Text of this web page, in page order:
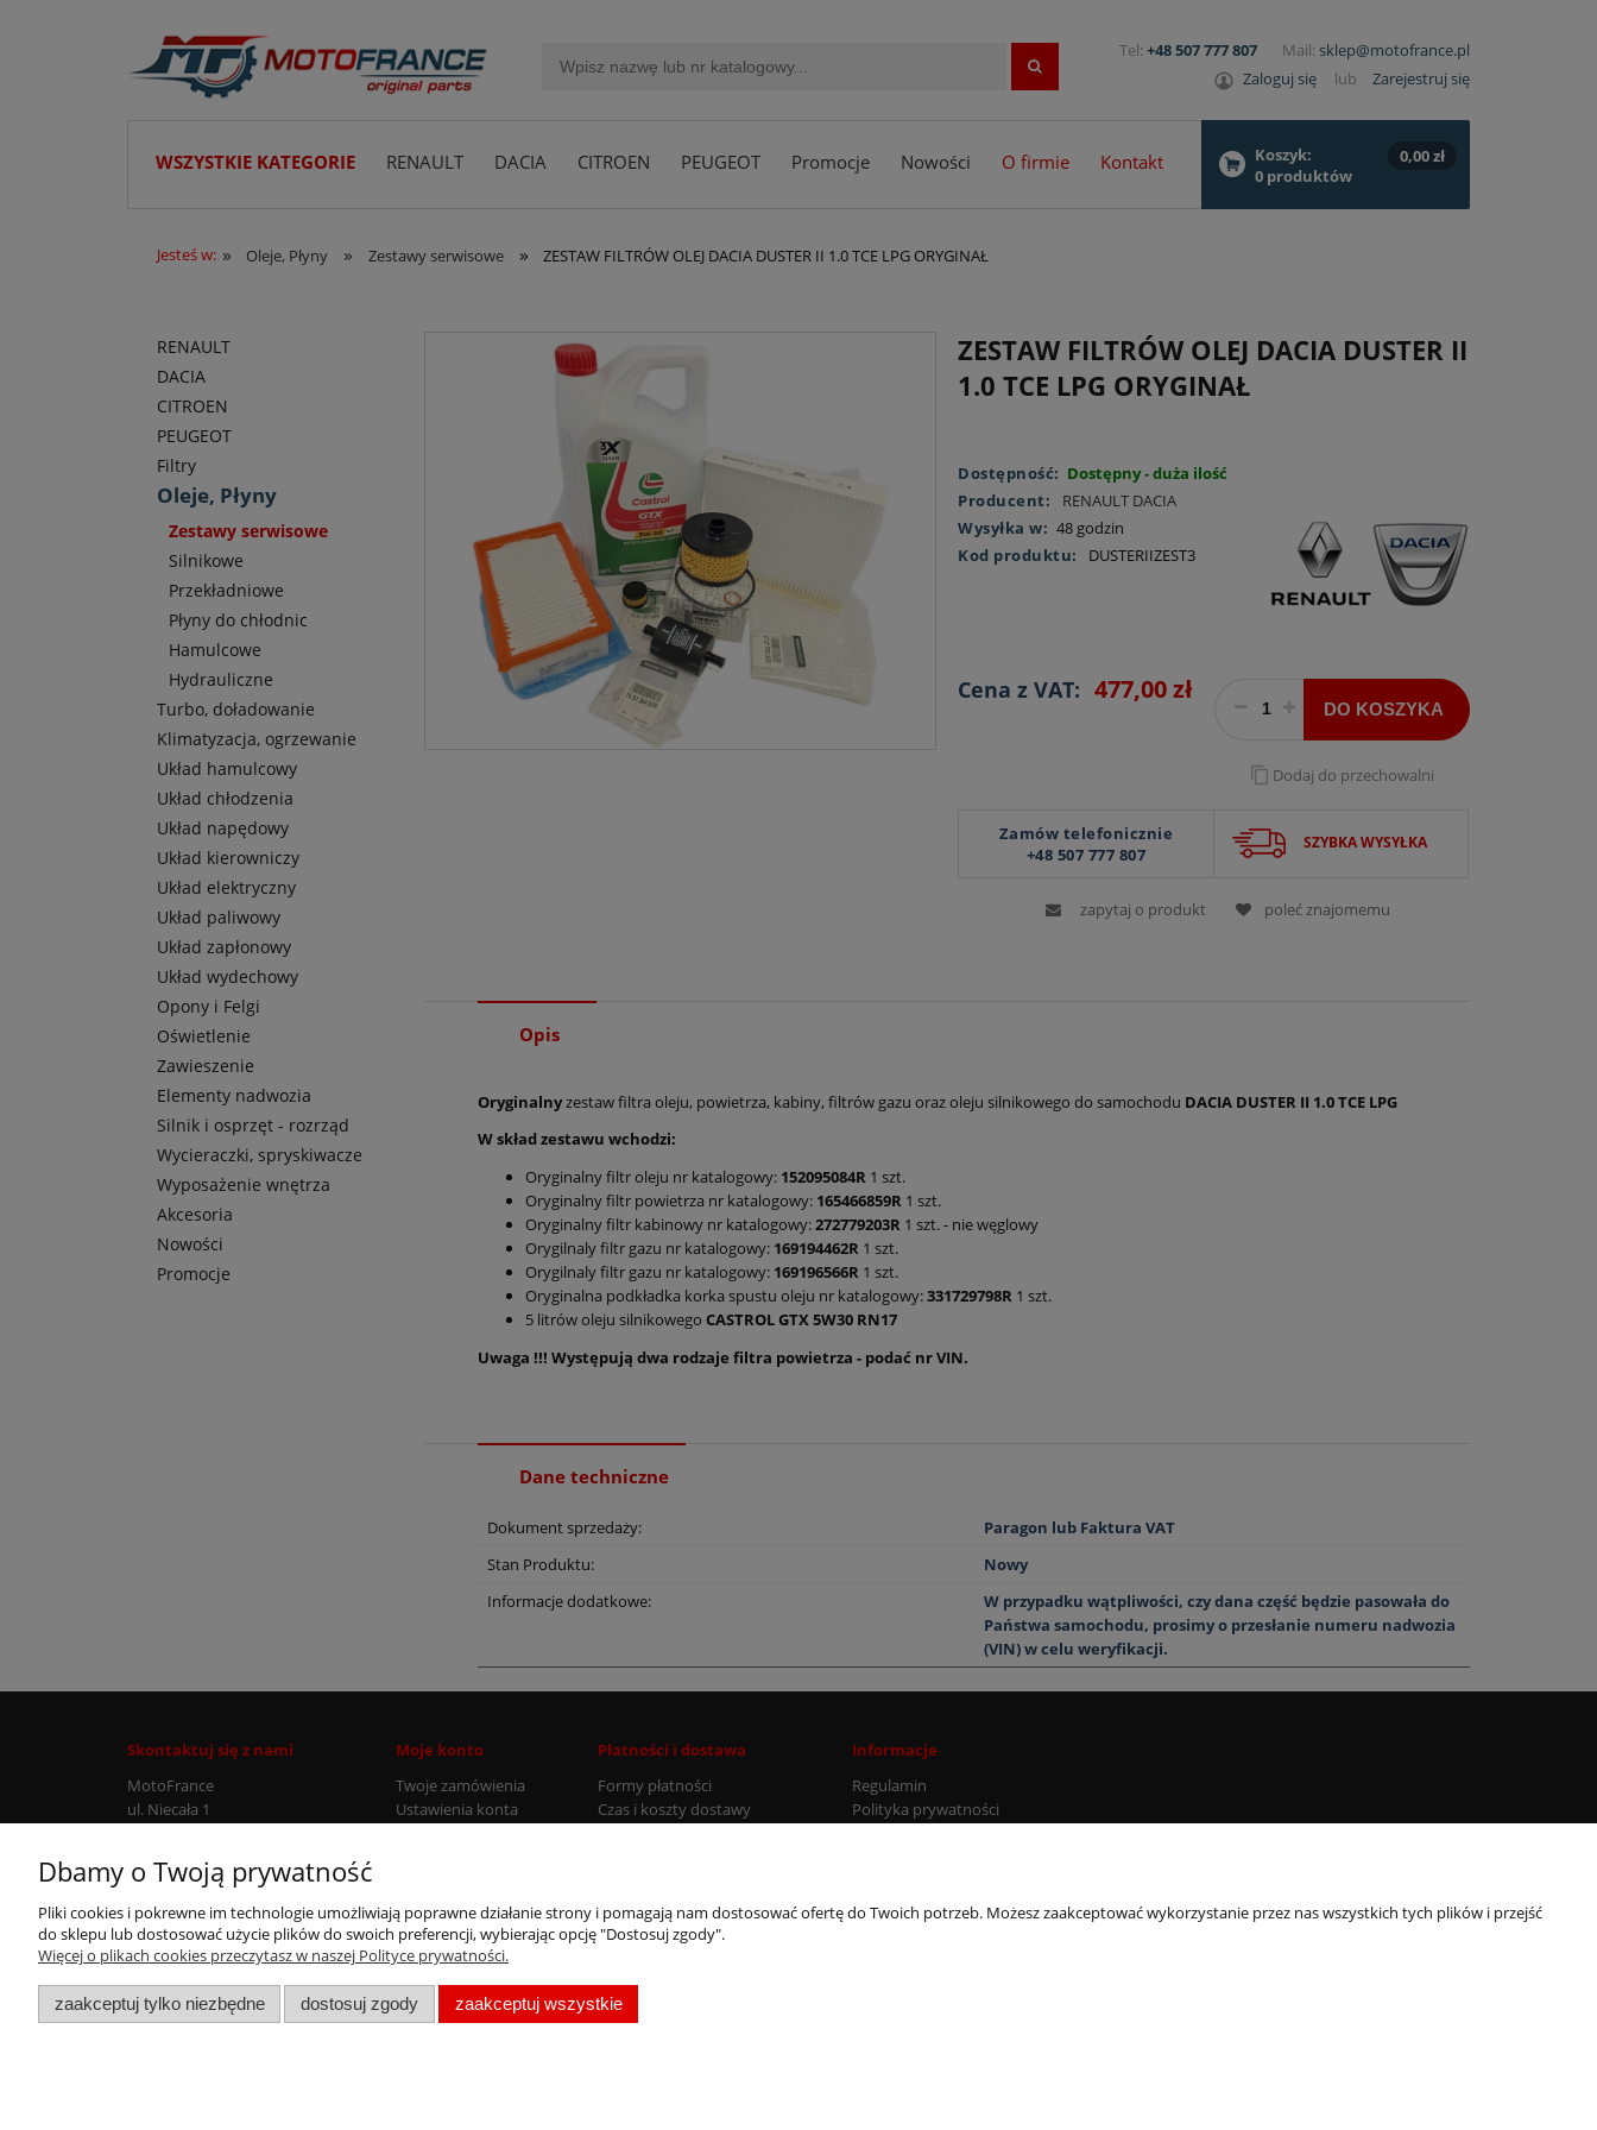
Tel: +48 507 777 807 Mail: sklep@motofrance.pl
Zaloguj się
lub Zarejestruj się
WSZYSTKIE KATEGORIE RENAULT DACIA CITROEN PEUGEOT Promocje Nowości O firmie Kontakt
Koszyk:
0 produktów
0,00 zł
Jesteś w: » Oleje, Płyny » Zestawy serwisowe » ZESTAW FILTRÓW OLEJ DACIA DUSTER II 1.0 TCE LPG ORYGINAŁ
RENAULT
DACIA
CITROEN
PEUGEOT
Filtry
Oleje, Płyny
Zestawy serwisowe
Silnikowe
Przekładniowe
Płyny do chłodnic
Hamulcowe
Hydrauliczne
Turbo, doładowanie
Klimatyzacja, ogrzewanie
Układ hamulcowy
Układ chłodzenia
Układ napędowy
Układ kierowniczy
Układ elektryczny
Układ paliwowy
Układ zapłonowy
Układ wydechowy
Opony i Felgi
Oświetlenie
Zawieszenie
Elementy nadwozia
Silnik i osprzęt - rozrząd
Wycieraczki, spryskiwacze
Wyposażenie wnętrza
Akcesoria
Nowości
Promocje
ZESTAW FILTRÓW OLEJ DACIA DUSTER II
1.0 TCE LPG ORYGINAŁ
Dostępność: Dostępny - duża ilość
Producent:
RENAULT DACIA
Wysyłka w: 48 godzin
Kod produktu:
DUSTERIIZEST3
Cena z VAT: 477,00 zł
DO KOSZYKA
dodaj do przechowalni
Zamów telefonicznie
+48 507 777 807
SZYBKA WYSYŁKA
zapytaj o produkt poleć znajomemu
Opis
Oryginalnyzestaw filtra oleju, powietrza, kabiny, filtrów gazu oraz oleju silnikowego do samochodu DACIA DUSTER II 1.0 TCE LPG
W skład zestawu wchodzi:
Oryginalny filtr oleju nr katalogowy: 152095084R 1 szt.
Oryginalny filtr powietrza nr katalogowy: 165466859R 1 szt.
Oryginalny filtr kabinowy nr katalogowy:272779203R 1 szt. - nie węglowy
Orygilnaly filtr gazu nr katalogowy: 169194462R 1 szt.
Orygilnaly filtr gazu nr katalogowy: 169196566R 1 szt.
Oryginalna podkładka korka spustu oleju nr katalogowy:331729798R 1 szt.
5 litrów oleju silnikowego CASTROL GTX 5W30 RN17
Uwaga !!! Występują dwa rodzaje filtra powietrza - podać nr VIN.
Dane techniczne
Dokument sprzedaży:
Paragon lub Faktura VAT
Stan Produktu:
Nowy
Informacje dodatkowe:
W przypadku wątpliwości, czy dana część będzie pasowała do
Państwa samochodu, prosimy o przesłanie numeru nadwozia
(VIN) w celu weryfikacji.
Skontaktuj się z nami
MotoFrance
ul. Niecała 1
Infolinia: +48 507 777 807
Moje konto
Twoje zamówienia
Ustawienia konta
Płatności i dostawa
Formy płatności
Czas i koszty dostawy
Informacje
Regulamin
Polityka prywatności
Dbamy o Twoją prywatność
Pliki cookies i pokrewne im technologie umożliwiają poprawne działanie strony i pomagają nam dostosować ofertę do Twoich potrzeb. Możesz zaakceptować wykorzystanie przez nas wszystkich tych plików i przejść
do sklepu lub dostosować użycie plików do swoich preferencji, wybierając opcję "Dostosuj zgody".
Więcej o plikach cookies przeczytasz w naszej Polityce prywatności.
zaakceptuj tylko niezbędne dostosuj zgody zaakceptuj wszystkie